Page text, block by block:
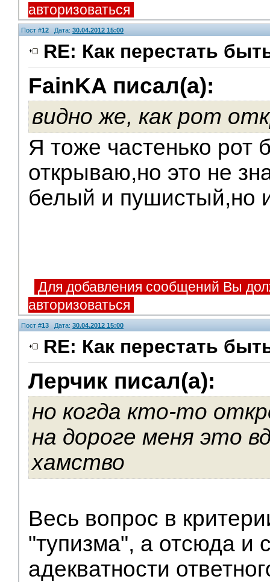
авторизоваться
Пост #12 Дата: 30.04.2012 15:00
RE: Как перестать
FainKA писал(а):
видно же, как рот
Я тоже частенько рот
открываю,но это не
белый и пушистый,но
V.I.P.
Для добавления сообщений Вы
авторизоваться
Пост #13 Дата: 30.04.2012 15:00
RE: Как перестать
Лерчик писал(а):
но когда кто-то
на дороге меня это
хамство
Весь вопрос в
"тупизма", а отсюда и
адекватности
V.I.P.